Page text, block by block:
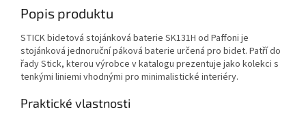
Popis produktu
STICK bidetová stojánková baterie SK131H od Paffoni je
stojánková jednoruční páková baterie určená pro bidet. Patří do
řady Stick, kterou výrobce v katalogu prezentuje jako kolekci s
tenkými liniemi vhodnými pro minimalistické interiéry.
Praktické vlastnosti